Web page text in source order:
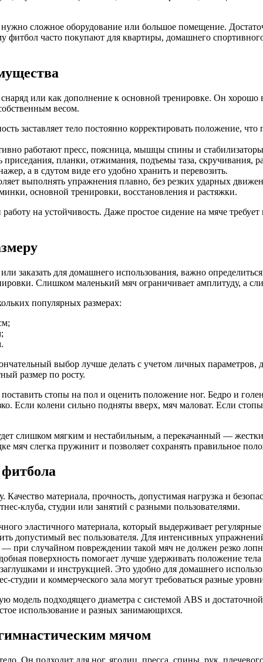
сложное оборудование или большое помещение.
фитбол часто покупают для квартиры, домашнего
или как дополнение к основной тренировке. Он
весом.
заставляет тело постоянно корректировать положение,
работают пресс, поясница, мышцы спины и стабилизаторы
планки, отжимания, подъемы таза, скручивания,
а в сдутом виде его удобно хранить и перевозить.
выполнять упражнения плавно, без резких ударных
основной тренировки, восстановления и растяжки.
на устойчивость. Даже простое сидение на мяче
заказать для домашнего использования, важно
Слишком маленький мяч ограничивает амплитуду, а
популярных размерах:
выбор лучше делать с учетом личных
размер по росту.
стопы на пол и оценить положение ног. Бедро и
Если колени сильно подняты вверх, мяч маловат. Если
слишком мягким и нестабильным, а перекачанный —
мяч слегка пружинит и позволяет сохранять правильное
материала, прочность, допустимая нагрузка и
клуба, студии или занятий с разными пользователями.
эластичного материала, который выдерживает
допустимый вес пользователя. Для интенсивных
при случайном повреждении такой мяч не должен резко
поверхность помогает лучше удерживать положение
и инструкцией. Это удобно для домашнего
и коммерческого зала могут требоваться разные
модель подходящего диаметра с системой ABS и
использование и разных занимающихся.
мячом
Он подходит для ног, ягодиц, пресса, спины, рук,